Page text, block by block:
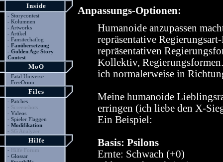
Inside
- Storycontest
- Kolumnen
- Artworks
- Artikel
- Fansitechatlog
- Fanübersetzung
- Golden Age Story
Contest
MoO
- Fatal Universe
- FreeOrion
Files
- Patches
- Screenshots
- Videos
- Spieler Flaggen
- Modifikation
- SG Analyzer
Hilfe
- Hilfe Forum
- Glossar
Anpassungs-Optionen:
Humanoide anzupassen
repräsentative
repräsentativen
Kollektiv,
ich normalerweise in
Meine humanoide
erringen (ich liebe den X-
Ein Beispiel:
Basis: Psilons
Ernte: Schwach (+0)